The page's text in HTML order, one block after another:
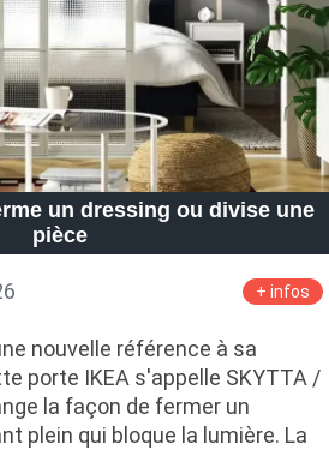
un dressing ou divise une
pièce
+ infos
nouvelle référence à sa
porte IKEA s'appelle SKYTTA /
la façon de fermer un
plein qui bloque la lumière. La